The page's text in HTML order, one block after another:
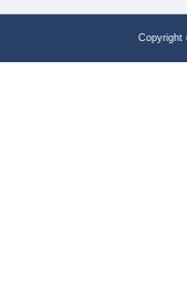
Copyright